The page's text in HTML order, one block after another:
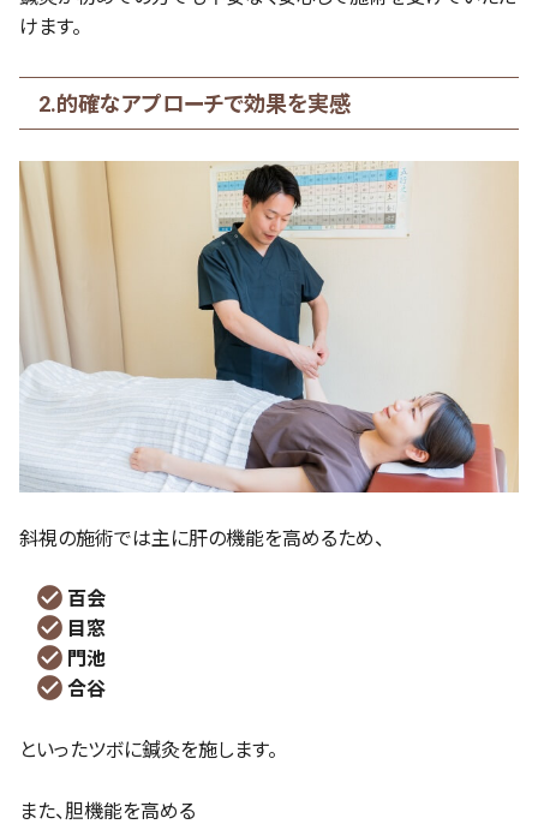
けます。
2.的確なアプローチで効果を実感
斜視の施術では主に肝の機能を高めるため、
百会
目窓
門池
合谷
といったツボに鍼灸を施します。
また、胆機能を高める